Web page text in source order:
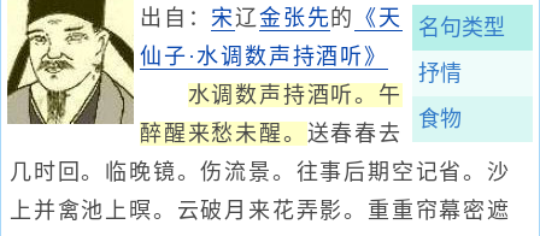
名句类型
抒情
食物
出自：宋辽金张先的 《天
仙子·水调数声持酒听》
水调数声持酒听。午
醉醒来愁未醒。 送春春去
几时回。临晚镜。伤流景。往事后期空记省。沙
上并禽池上暝。云破月来花弄影。重重帘幕密遮